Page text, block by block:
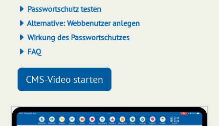
Passwortschutz testen
Alternative: Webbenutzer anlegen
Wirkung des Passwortschutzes
FAQ
CMS-Video starten